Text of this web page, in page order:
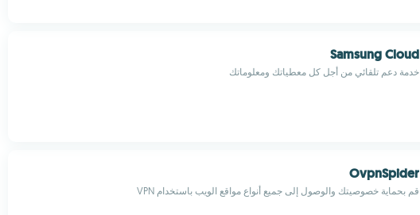
Samsung Cloud
خدمة دعم تلقائي من أجل كل معطياتك ومعلوماتك
OvpnSpider
قم بحماية خصوصيتك والوصول إلى جميع أنواع مواقع الويب باستخدام VPN